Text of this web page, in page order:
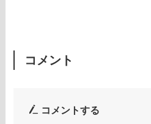
コメント
コメントする